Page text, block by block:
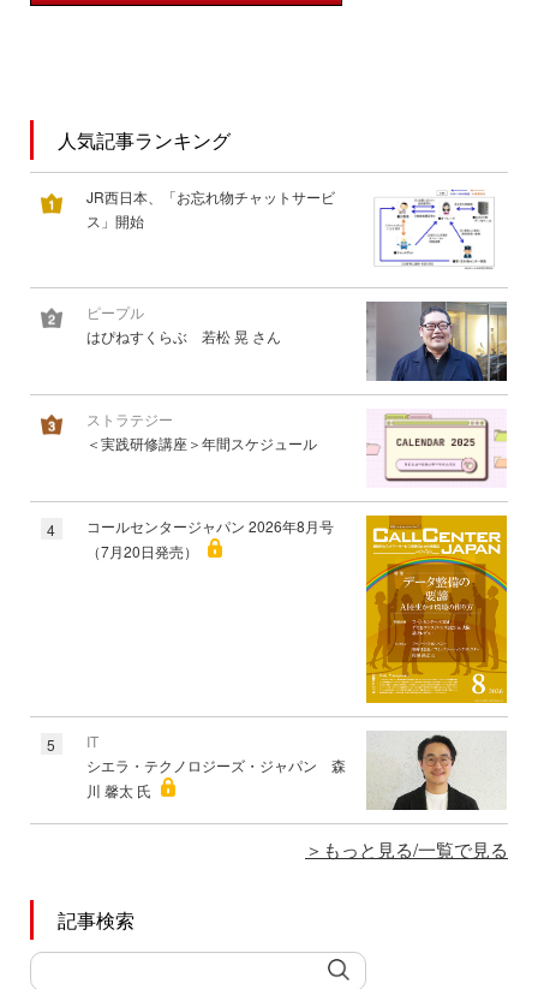
人気記事ランキング
JR西日本、「お忘れ物チャットサービ
ス」開始
ピープル
はぴねすくらぶ 若松 晃 さん
ストラテジー
＜実践研修講座＞年間スケジュール
4
コールセンタージャパン 2026年8月号
（7月20日発売）
5
IT
シエラ・テクノロジーズ・ジャパン 森
川 馨太 氏
もっと見る/一覧で見る
記事検索